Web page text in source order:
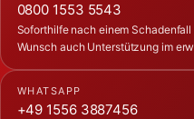
0800 1553 5543
Soforthilfe nach einem
Wunsch auch Unterstützung im
WHATSAPP
+49 1556 3887456